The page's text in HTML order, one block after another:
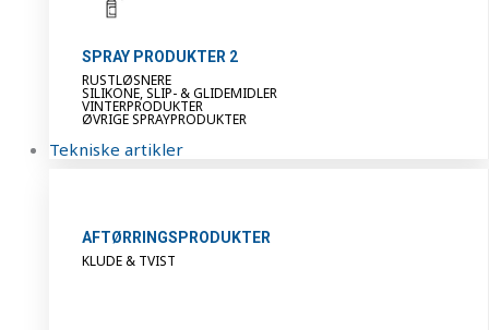
SPRAY PRODUKTER 2
RUSTLØSNERE
SILIKONE, SLIP- & GLIDEMIDLER
VINTERPRODUKTER
ØVRIGE SPRAYPRODUKTER
Tekniske artikler
AFTØRRINGSPRODUKTER
KLUDE & TVIST